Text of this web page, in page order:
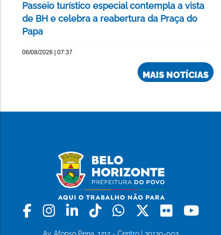
Passeio turístico especial contempla a vista
de BH e celebra a reabertura da Praça do
Papa
06/08/2026 | 07:37
MAIS NOTÍCIAS
Facebook
Instagram
LinkedinTiktokWhatsapp
X Flickr